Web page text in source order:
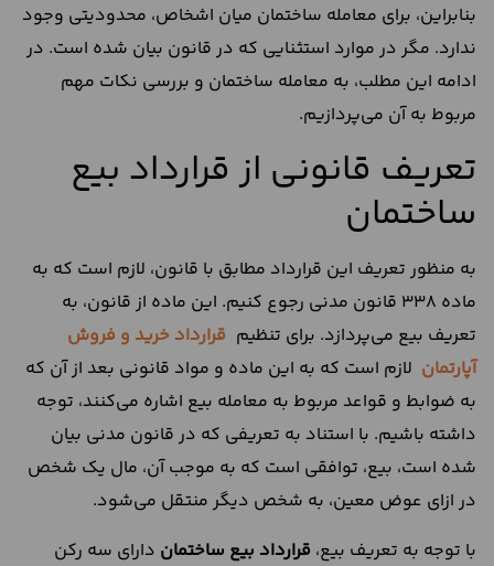
بنابراین، برای معامله ساختمان میان اشخاص، محدودیتی وجود
ندارد. مگر در موارد استثنایی که در قانون بیان شده است. در
ادامه این مطلب، به معامله ساختمان و بررسی نکات مهم
مربوط به آن می‌پردازیم.
تعریف قانونی از قرارداد بیع
ساختمان
به منظور تعریف این قرارداد مطابق با قانون، لازم است که به
ماده 338 قانون مدنی رجوع کنیم. این ماده از قانون، به
تعریف بیع می‌پردازد. برای تنظیم قرارداد خرید و فروش
آپارتمان لازم است که به این ماده و مواد قانونی بعد از آن که
به ضوابط و قواعد مربوط به معامله بیع اشاره می‌کنند، توجه
داشته باشیم. با استناد به تعریفی که در قانون مدنی بیان
شده است، بیع، توافقی است که به موجب آن، مال یک شخص
در ازای عوض معین، به شخص دیگر منتقل می‌شود.
با توجه به تعریف بیع، قرارداد بیع ساختمان دارای سه رکن